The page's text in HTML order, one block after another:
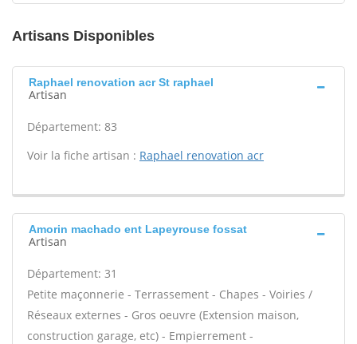
Artisans Disponibles
Raphael renovation acr St raphael
Artisan
Département: 83
Voir la fiche artisan : Raphael renovation acr
Amorin machado ent Lapeyrouse fossat
Artisan
Département: 31
Petite maçonnerie - Terrassement - Chapes - Voiries /
Réseaux externes - Gros oeuvre (Extension maison,
construction garage, etc) - Empierrement -